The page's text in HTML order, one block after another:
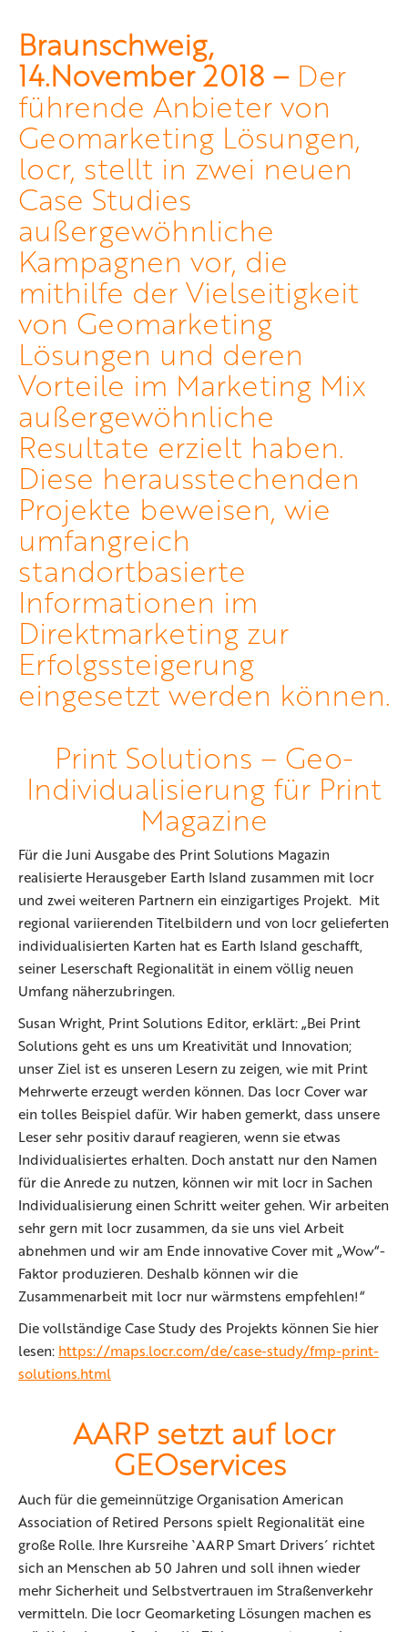
Braunschweig,
14.November 2018 – Der
führende Anbieter von
Geomarketing Lösungen,
locr, stellt in zwei neuen
Case Studies
außergewöhnliche
Kampagnen vor, die
mithilfe der Vielseitigkeit
von Geomarketing
Lösungen und deren
Vorteile im Marketing Mix
außergewöhnliche
Resultate erzielt haben.
Diese herausstechenden
Projekte beweisen, wie
umfangreich
standortbasierte
Informationen im
Direktmarketing zur
Erfolgssteigerung
eingesetzt werden können.
Print Solutions – Geo-
Individualisierung für Print
Magazine
Für die Juni Ausgabe des Print Solutions Magazin
realisierte Herausgeber Earth Island zusammen mit locr
und zwei weiteren Partnern ein einzigartiges Projekt. Mit
regional variierenden Titelbildern und von locr gelieferten
individualisierten Karten hat es Earth Island geschafft,
seiner Leserschaft Regionalität in einem völlig neuen
Umfang näherzubringen.
Susan Wright, Print Solutions Editor, erklärt: „Bei Print
Solutions geht es uns um Kreativität und Innovation;
unser Ziel ist es unseren Lesern zu zeigen, wie mit Print
Mehrwerte erzeugt werden können. Das locr Cover war
ein tolles Beispiel dafür. Wir haben gemerkt, dass unsere
Leser sehr positiv darauf reagieren, wenn sie etwas
Individualisiertes erhalten. Doch anstatt nur den Namen
für die Anrede zu nutzen, können wir mit locr in Sachen
Individualisierung einen Schritt weiter gehen. Wir arbeiten
sehr gern mit locr zusammen, da sie uns viel Arbeit
abnehmen und wir am Ende innovative Cover mit „Wow“-
Faktor produzieren. Deshalb können wir die
Zusammenarbeit mit locr nur wärmstens empfehlen!“
Die vollständige Case Study des Projekts können Sie hier
lesen: https://maps.locr.com/de/case-study/fmp-print-
solutions.html
AARP setzt auf locr
GEOservices
Auch für die gemeinnützige Organisation American
Association of Retired Persons spielt Regionalität eine
große Rolle. Ihre Kursreihe `AARP Smart Drivers´ richtet
sich an Menschen ab 50 Jahren und soll ihnen wieder
mehr Sicherheit und Selbstvertrauen im Straßenverkehr
vermitteln. Die locr Geomarketing Lösungen machen es